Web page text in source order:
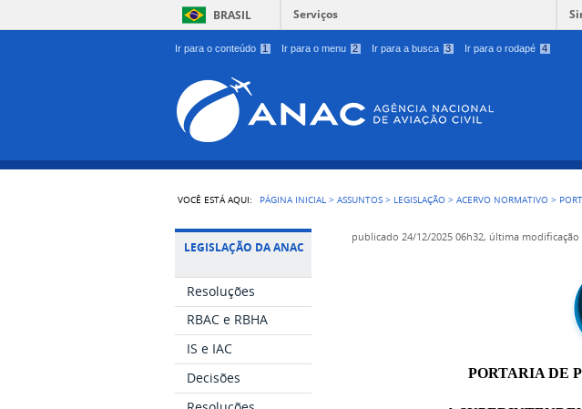
Ir para o conteúdo 1 Ir para o menu 2 Ir para a busca 3 Ir para o rodapé 4
BRASIL Serviços
VOCÊ ESTÁ AQUI: PÁGINA INICIAL >ASSUNTOS > LEGISLAÇÃO >ACERVO NORMATIVO >
LEGISLAÇÃO DA ANAC
Resoluções
RBAC e RBHA
IS e IAC
Decisões
publicado 24/12/2025 06h32, última modificação
PORTARIA DE